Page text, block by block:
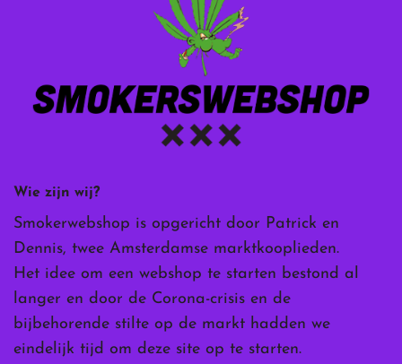
Wie zijn wij?
Smokerwebshop is opgericht door Patrick en
Dennis, twee Amsterdamse marktkooplieden.
Het idee om een webshop te starten bestond al
langer en door de Corona-crisis en de
bijbehorende stilte op de markt hadden we
eindelijk tijd om deze site op te starten.